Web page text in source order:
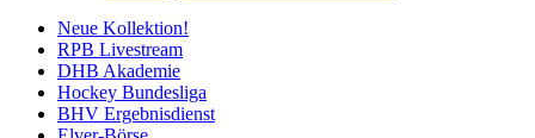
Neue Kollektion!
RPB Livestream
DHB Akademie
Hockey Bundesliga
BHV Ergebnisdienst